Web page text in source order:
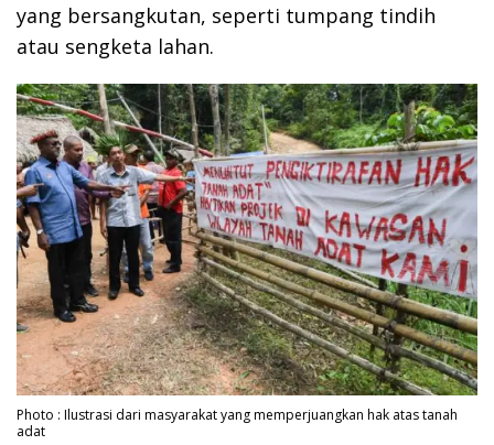
yang bersangkutan, seperti tumpang tindih
atau sengketa lahan.
Photo : Ilustrasi dari masyarakat yang memperjuangkan hak atas tanah
adat